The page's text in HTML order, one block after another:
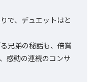
で、デュエットはと
兄弟の秘話も、倍賞
感動の連続のコンサ